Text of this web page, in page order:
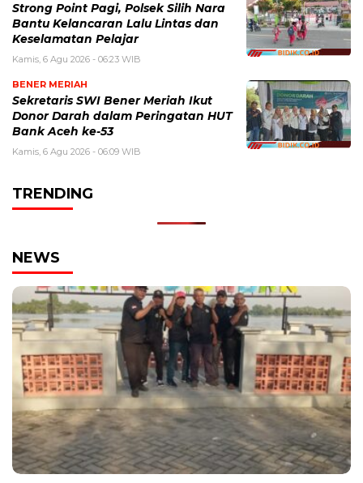
Strong Point Pagi, Polsek Silih Nara
Bantu Kelancaran Lalu Lintas dan
Keselamatan Pelajar
Kamis, 6 Agu 2026 - 06:23 WIB
BENER MERIAH
Sekretaris SWI Bener Meriah Ikut
Donor Darah dalam Peringatan HUT
Bank Aceh ke-53
Kamis, 6 Agu 2026 - 06:09 WIB
TRENDING
NEWS